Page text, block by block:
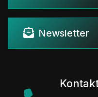
Newsletter